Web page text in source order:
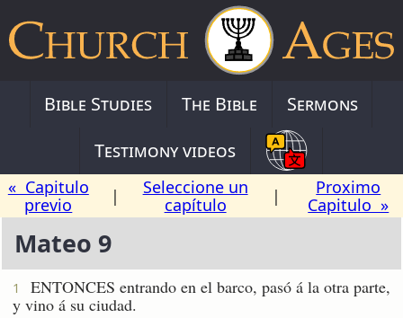
Bible Studies The Bible
Sermons
Testimony videos
« Capitulo
previo
|
Seleccione un
capítulo
|
Proximo
Capitulo »
Mateo 9
1
ENTONCES entrando en el barco, pasó á la otra parte,
y vino á su ciudad.